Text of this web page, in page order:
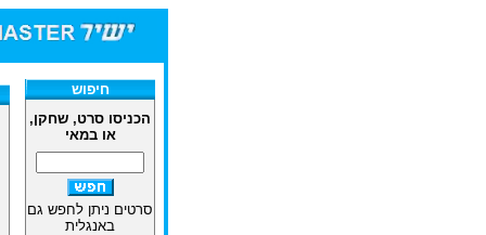
חיפוש
הכניסו סרט, שחקן,
או במאי
סרטים ניתן לחפש גם
באנגלית